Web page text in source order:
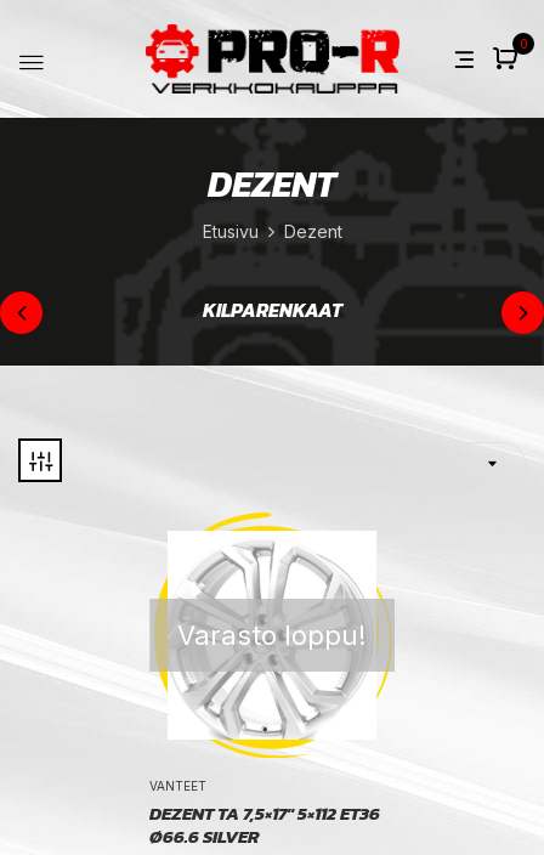
0
DEZENT
Etusivu Dezent
KILPARENKAAT
Varasto loppu!
VANTEET
DEZENT TA 7,5×17″ 5×112 ET36
Ø66.6 SILVER